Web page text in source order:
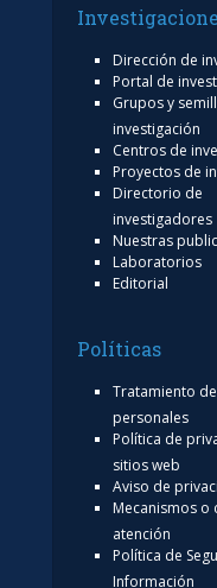
Dirección de
Portal de
Grupos y
investigación
Centros de
Proyectos de
Directorio de
investigadores
Nuestras
Laboratorios
Editorial
Políticas
Tratamiento
personales
Política de
sitios web
Aviso de
Mecanismos o
atención
Política de
Información